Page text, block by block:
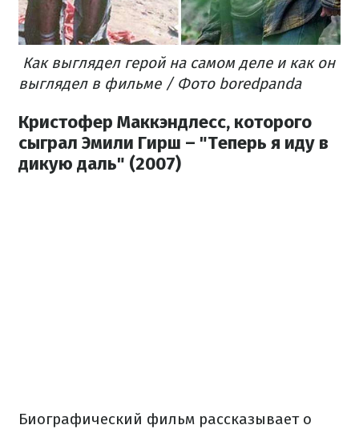
Как выглядел герой на самом деле и как он
выглядел в фильме / Фото boredpanda
Кристофер Маккэндлесс, которого
сыграл Эмили Гирш – "Теперь я иду в
дикую даль" (2007)
Биографический фильм рассказывает о